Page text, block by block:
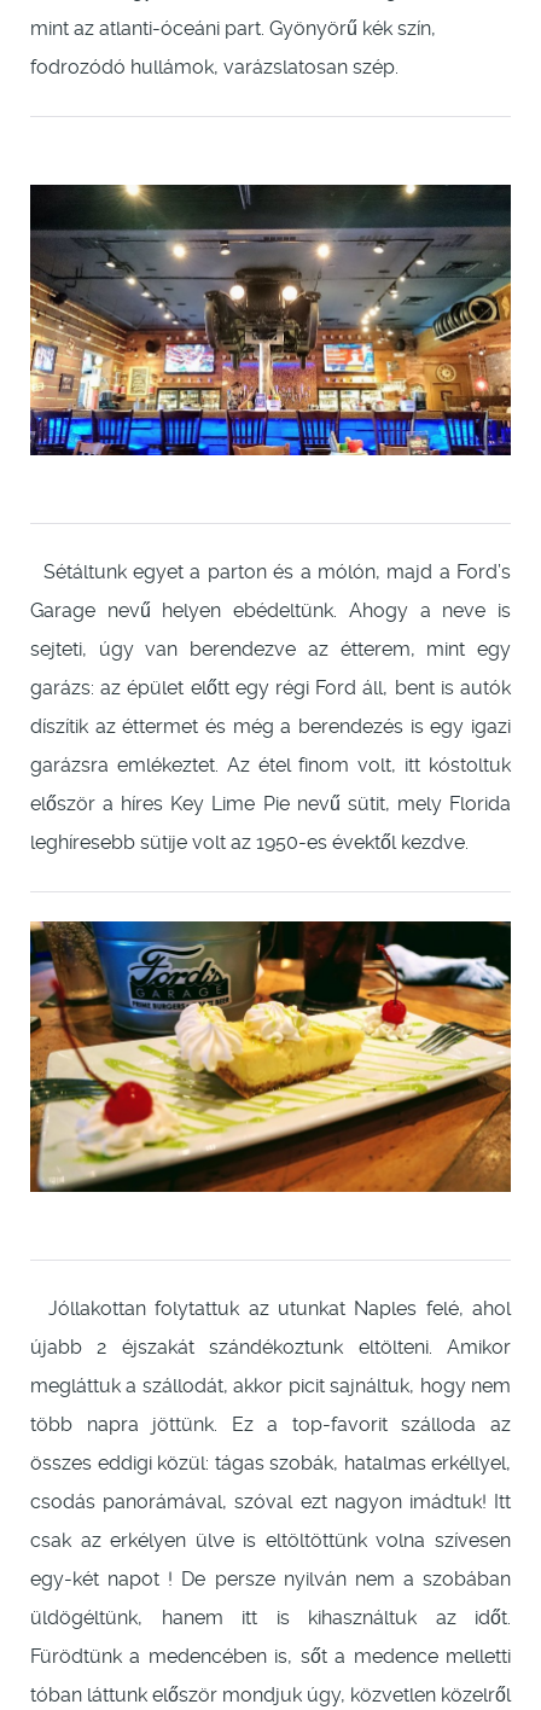
mint az atlanti-óceáni part. Gyönyörű kék szín,
fodrozódó hullámok, varázslatosan szép.
Sétáltunk egyet a parton és a mólón, majd a Ford’s
Garage nevű helyen ebédeltünk. Ahogy a neve is
sejteti, úgy van berendezve az étterem, mint egy
garázs: az épület előtt egy régi Ford áll, bent is autók
díszítik az éttermet és még a berendezés is egy igazi
garázsra emlékeztet. Az étel finom volt, itt kóstoltuk
először a híres Key Lime Pie nevű sütit, mely Florida
leghíresebb sütije volt az 1950-es évektől kezdve.
Jóllakottan folytattuk az utunkat Naples felé, ahol
újabb 2 éjszakát szándékoztunk eltölteni. Amikor
megláttuk a szállodát, akkor picit sajnáltuk, hogy nem
több napra jöttünk. Ez a top-favorit szálloda az
összes eddigi közül: tágas szobák, hatalmas erkéllyel,
csodás panorámával, szóval ezt nagyon imádtuk! Itt
csak az erkélyen ülve is eltöltöttünk volna szívesen
egy-két napot ! De persze nyilván nem a szobában
üldögéltünk, hanem itt is kihasználtuk az időt.
Fürödtünk a medencében is, sőt a medence melletti
tóban láttunk először mondjuk úgy, közvetlen közelről